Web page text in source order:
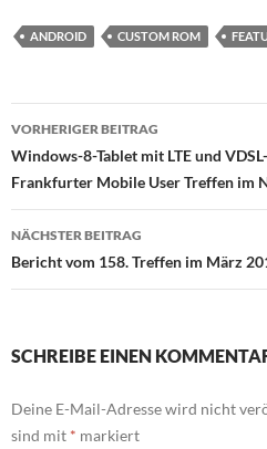
ANDROID CUSTOM ROM
Beitragsnavigation
VORHERIGER BEITRAG
Windows-8-Tablet mit LTE und
Frankfurter Mobile User Treffen im
NÄCHSTER BEITRAG
Bericht vom 158. Treffen im März
SCHREIBE EINEN
Deine E-Mail-Adresse wird nicht
sind mit * markiert